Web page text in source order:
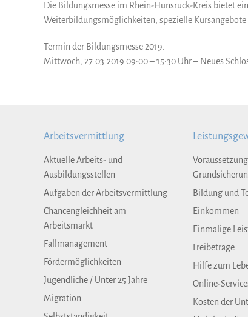
Die Bildungsmesse im Rhein-Hunsrück-Kreis bietet
Weiterbildungsmöglichkeiten, spezielle
Termin der Bildungsmesse 2019:
Mittwoch, 27.03.2019 09:00 – 15:30 Uhr – Neues
Arbeitsvermittlung
Aktuelle Arbeits- und
Ausbildungsstellen
Aufgaben der Arbeitsvermittlung
Chancengleichheit am
Arbeitsmarkt
Fallmanagement
Fördermöglichkeiten
Jugendliche / Unter 25 Jahre
Migration
Bildung und
Einkommen
Einmalige
Freibeträge
Hilfe zum
Online-
Kosten der